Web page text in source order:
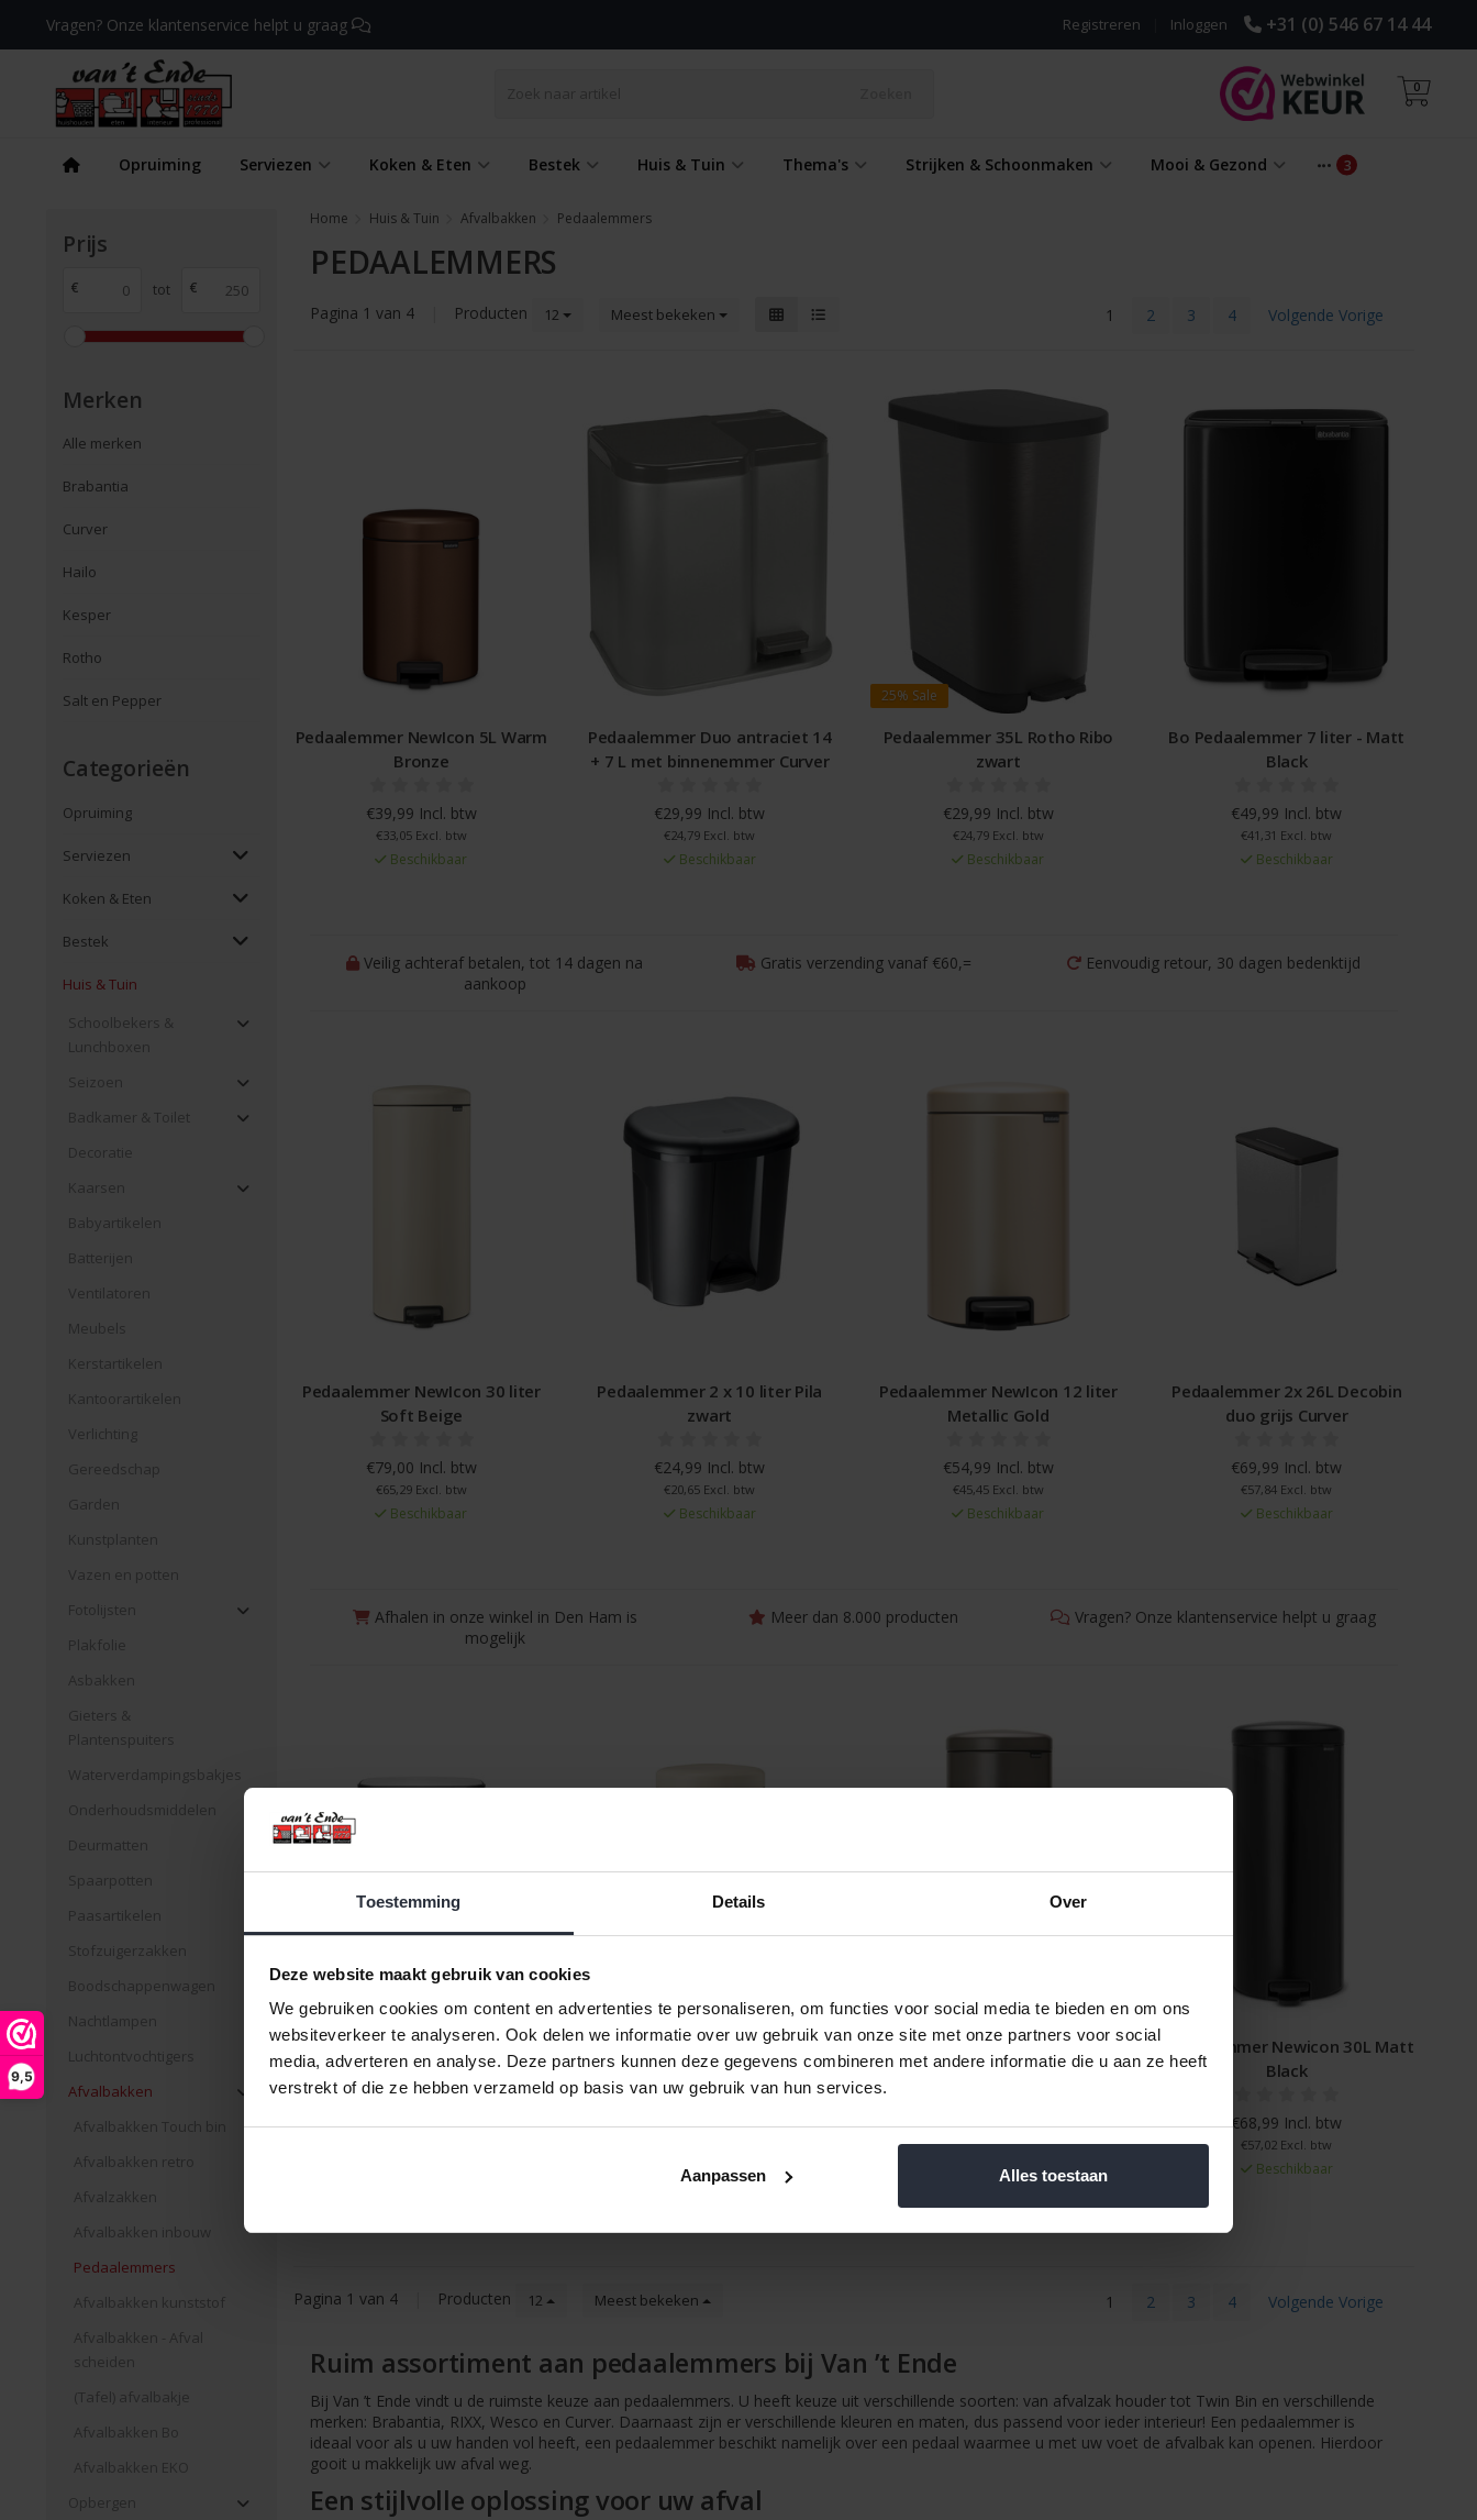
Toestemming Details Over
Deze website maakt gebruik van cookies
We gebruiken cookies om content en advertenties te personaliseren, om functies voor social media te bieden en om ons
websiteverkeer te analyseren. Ook delen we informatie over uw gebruik van onze site met onze partners voor social
media, adverteren en analyse. Deze partners kunnen deze gegevens combineren met andere informatie die u aan ze heeft
verstrekt of die ze hebben verzameld op basis van uw gebruik van hun services.
Aanpassen Alles toestaan
9,5
Vragen? Onze klantenservice helpt u graag +31 (0) 546 67 14 44
Inloggen
Registreren
0
Opruiming Serviezen Koken & Eten Bestek Huis & Tuin Thema's Strijken & Schoonmaken Mooi & Gezond
Prijs
€ tot €
Merken
Alle merken
Brabantia
Curver
Hailo
Kesper
Rotho
Salt en Pepper
Categorieën
Opruiming
Serviezen
Koken & Eten
Bestek
Huis & Tuin
Schoolbekers &
Lunchboxen
Seizoen
Badkamer & Toilet
Decoratie
Kaarsen
Babyartikelen
Batterijen
Ventilatoren
Meubels
Kerstartikelen
Kantoorartikelen
Verlichting
Gereedschap
Garden
Kunstplanten
Vazen en potten
Fotolijsten
Plakfolie
Asbakken
Gieters &
Plantenspuiters
Waterverdampingsbakjes
Onderhoudsmiddelen
Deurmatten
Spaarpotten
Paasartikelen
Stofzuigerzakken
Boodschappenwagen
Nachtlampen
Luchtontvochtigers
Afvalbakken
Afvalbakken Touch bin
Afvalbakken retro
Afvalzakken
Afvalbakken inbouw
Pedaalemmers
Afvalbakken kunststof
Afvalbakken - Afval
scheiden
(Tafel) afvalbakje
Afvalbakken Bo
Afvalbakken EKO
Opbergen
Home Huis & Tuin Afvalbakken Pedaalemmers
PEDAALEMMERS
Pagina 1 van 4 Producten 12 Meest bekeken 1 2 3 4 Volgende Vorige
Pedaalemmer NewIcon 5L Warm
Bronze
€39,99 Incl. btw
€33,05 Excl. btw
Beschikbaar
Pedaalemmer Duo antraciet 14
+ 7 L met binnenemmer Curver
€29,99 Incl. btw
€24,79 Excl. btw
Beschikbaar
25% Sale
Pedaalemmer 35L Rotho Ribo
zwart
€29,99 Incl. btw
€24,79 Excl. btw
Beschikbaar
Bo Pedaalemmer 7 liter - Matt
Black
€49,99 Incl. btw
€41,31 Excl. btw
Beschikbaar
Veilig achteraf betalen, tot 14 dagen na
aankoop
Gratis verzending vanaf €60,= Eenvoudig retour, 30 dagen bedenktijd
Pedaalemmer NewIcon 30 liter
Soft Beige
€79,00 Incl. btw
€65,29 Excl. btw
Beschikbaar
Pedaalemmer 2 x 10 liter Pila
zwart
€24,99 Incl. btw
€20,65 Excl. btw
Beschikbaar
Pedaalemmer NewIcon 12 liter
Metallic Gold
€54,99 Incl. btw
€45,45 Excl. btw
Beschikbaar
Pedaalemmer 2x 26L Decobin
duo grijs Curver
€69,99 Incl. btw
€57,84 Excl. btw
Beschikbaar
Afhalen in onze winkel in Den Ham is
mogelijk
Meer dan 8.000 producten Vragen? Onze klantenservice helpt u graag
Pedaalemmer Bo 60 liter Matt
Steel FPP
€199,00 Incl. btw
Pedaalemmer NewIcon 12 liter
Soft Beige
€38,99 Incl. btw
Beschikbaar
Pedaalemmer Newicon 30L
Platinum
€69,00 Incl. btw
€57,02 Excl. btw
Beschikbaar
Pedaalemmer Newicon 30L Matt
Black
€68,99 Incl. btw
€57,02 Excl. btw
Beschikbaar
Pagina 1 van 4 Producten 12 Meest bekeken 1 2 3 4 Volgende Vorige
Ruim assortiment aan pedaalemmers bij Van ’t Ende
Bij Van ’t Ende vindt u de ruimste keuze aan pedaalemmers. U heeft keuze uit verschillende soorten: van afvalzak houder tot Twin Bin en verschillende
merken: Brabantia, RIXX, Wesco en Curver. Daarnaast zijn er verschillende kleuren en maten, dus passend voor ieder interieur! Een pedaalemmer is
ideaal voor als u uw handen vol heeft, een pedaalemmer beschikt namelijk over een pedaal waarmee u met uw voet de afvalbak kan openen. Hierdoor
gooit u makkelijk uw afval weg.
Een stijlvolle oplossing voor uw afval